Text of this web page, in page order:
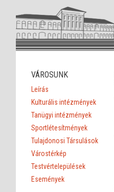
VÁROSUNK
Leírás
Kulturális intézmények
Tanügyi intézmények
Sportlétesítmények
Tulajdonosi Társulások
Várostérkép
Testvértelepülések
Események